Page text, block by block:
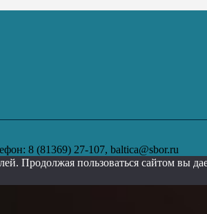
8 (81369) 27-107, baltica@sbor.ru
Продолжая пользоваться сайтом вы